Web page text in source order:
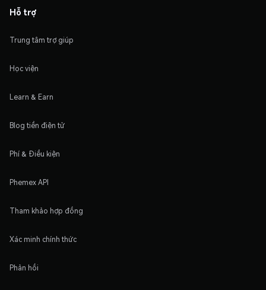
Hỗ trợ
Trung tâm trợ giúp
Học viện
Learn & Earn
Blog tiền điện tử
Phí & Điều kiện
Phemex API
Tham khảo hợp đồng
Xác minh chính thức
Phản hồi